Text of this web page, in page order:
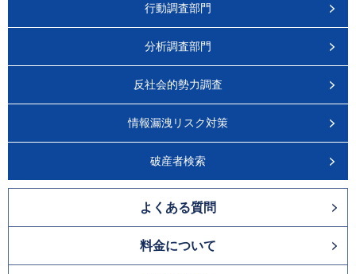
行動調査部門
分析調査部門
反社会的勢力調査
情報漏洩リスク対策
破産者検索
よくある質問
料金について